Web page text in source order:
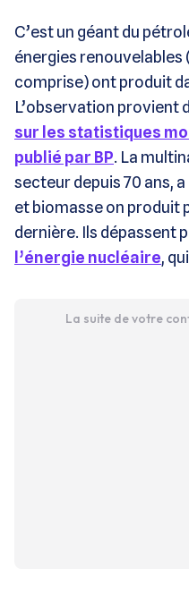
C’est un géant du
énergies
comprise) ont produit
L’observation provient
sur les statistiques
publié par BP. La
secteur depuis 70 ans,
et biomasse on produit
dernière. Ils dépassent
l’énergie nucléaire,
La suite de votre